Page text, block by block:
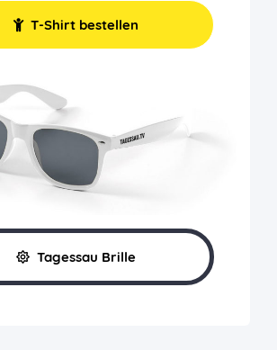
T-Shirt bestellen
Tagessau Brille